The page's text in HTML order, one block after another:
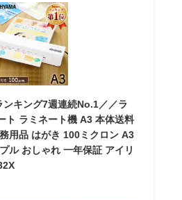
ンキング7週連続No.1／／ラ
ト ラミネート機 A3 本体送料
用品 はがき 100ミクロン A3
ル おしゃれ 一年保証 アイリ